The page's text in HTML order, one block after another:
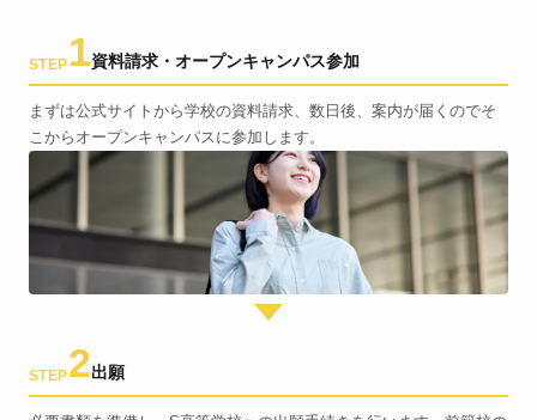
STEP 1資料請求・オープンキャンパス参加
まずは公式サイトから学校の資料請求、数日後、案内が届くのでそ
こからオープンキャンパスに参加します。
STEP2出願